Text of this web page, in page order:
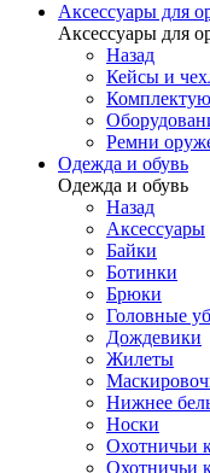
Аксессуары для
Аксессуары для
Назад
Кейсы и
Ремни
Одежда и обувь
Одежда и обувь
Назад
Аксессуары
Байки
Ботинки
Брюки
Головные
Дождевики
Жилеты
Нижнее
Носки
Охотничьи
Охотничьи